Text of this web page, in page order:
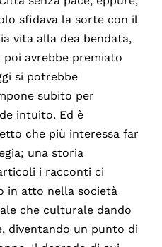
sfidava la sorte con il
vita alla dea bendata,
avrebbe premiato
si potrebbe
subito per
intuito. Ed è
che più interessa far
una storia
i racconti ci
in atto nella società
che culturale dando
diventando un punto di